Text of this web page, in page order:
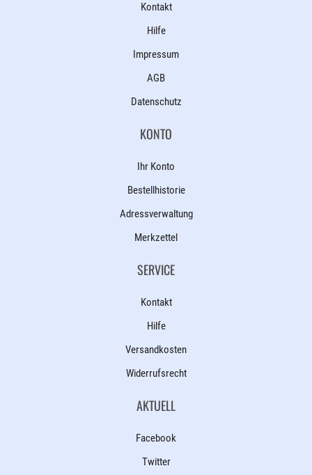
Kontakt
Hilfe
Impressum
AGB
Datenschutz
KONTO
Ihr Konto
Bestellhistorie
Adressverwaltung
Merkzettel
SERVICE
Kontakt
Hilfe
Versandkosten
Widerrufsrecht
AKTUELL
Facebook
Twitter